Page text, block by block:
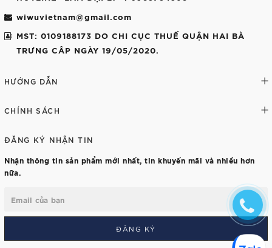
wiwuvietnam@gmail.com
MST: 0109188173 DO CHI CỤC THUẾ QUẬN HAI BÀ
TRƯNG CÂP NGÀY 19/05/2020.
HƯỚNG DẪN
CHÍNH SÁCH
ĐĂNG KÝ NHẬN TIN
Nhận thông tin sản phẩm mới nhất, tin khuyến mãi và nhiều hơn
nữa.
ĐĂNG KÝ